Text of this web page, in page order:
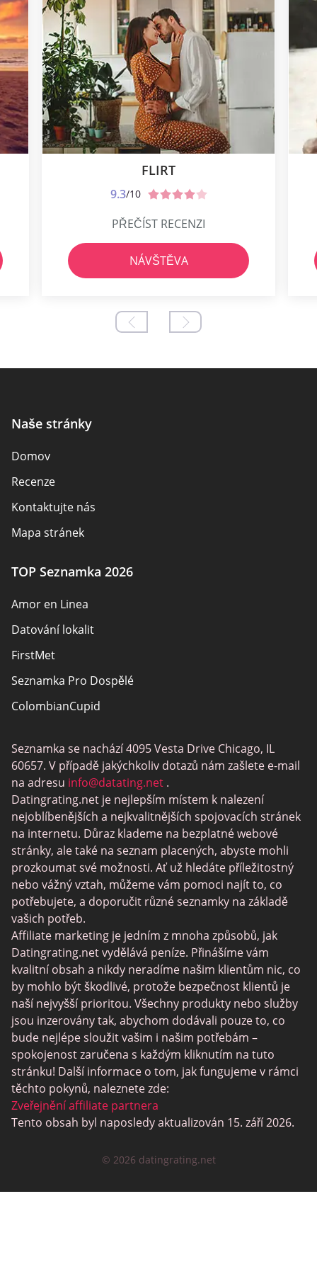
FLIRT
9.3/10
PŘEČÍST RECENZI
NÁVŠTĚVA
Naše stránky
Domov
Recenze
Kontaktujte nás
Mapa stránek
TOP Seznamka 2026
Amor en Linea
Datování lokalit
FirstMet
Seznamka Pro Dospělé
ColombianCupid
MeetMindful
Seznamka BDSM
BBPeopleMeet
Stránky Sugar Daddy
JPeopleMeet
Trans Seznamka
Senior Datování Lokalit
MyLOL
Gay Seznamka
Lesbické Seznamky
Černé Datování Lokalit
SugarDaddyMeet
LatinAmericanCupid
CatholicMatch
Seznamka se nachází 4095 Vesta Drive Chicago, IL
60657. V případě jakýchkoliv dotazů nám zašlete e-mail
na adresu info@datating.net .
Datingrating.net je nejlepším místem k nalezení
nejoblíbenějších a nejkvalitnějších spojovacích stránek
na internetu. Důraz klademe na bezplatné webové
stránky, ale také na seznam placených, abyste mohli
prozkoumat své možnosti. Ať už hledáte příležitostný
nebo vážný vztah, můžeme vám pomoci najít to, co
potřebujete, a doporučit různé seznamky na základě
vašich potřeb.
Affiliate marketing je jedním z mnoha způsobů, jak
Datingrating.net vydělává peníze. Přinášíme vám
kvalitní obsah a nikdy neradíme našim klientům nic, co
by mohlo být škodlivé, protože bezpečnost klientů je
naší nejvyšší prioritou. Všechny produkty nebo služby
jsou inzerovány tak, abychom dodávali pouze to, co
bude nejlépe sloužit vašim i našim potřebám –
spokojenost zaručena s každým kliknutím na tuto
stránku! Další informace o tom, jak fungujeme v rámci
těchto pokynů, naleznete zde:
Zveřejnění affiliate partnera
Tento obsah byl naposledy aktualizován 15. září 2026.
© 2026 datingrating.net